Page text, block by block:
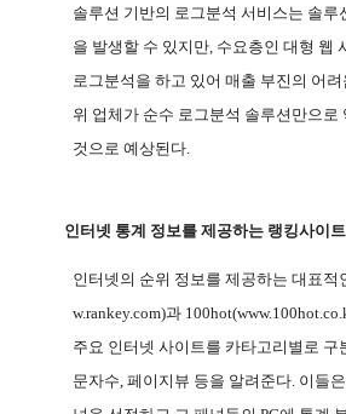
솔루션 기반의 로그분석 서비스는 솔루
을 발생할 수 있지만, 수요층인 대형 웹
로그분석을 하고 있어 매출 부진의 어
위 업체가 순수 로그분석 솔루션만으로
것으로 예상된다.
인터넷 통계 정보를 제공하는 랭킹사이트
인터넷의 순위 정보를 제공하는 대표적
w.rankey.com)과
주요 인터넷 사이트를 카타고리별로 구
문자수, 페이지뷰 등을 알려준다. 이들